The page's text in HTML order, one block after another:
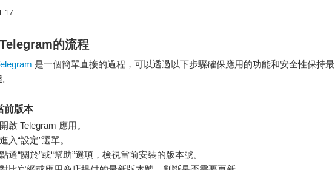
17
的流程
是一個簡單直接的過程，可以透過以下步驟確保應用的功能和安全性保持最
前版本
開啟 Telegram 應用。
進入“設定”選單。
點選“關於”或“幫助”選項，檢視當前安裝的版本號。